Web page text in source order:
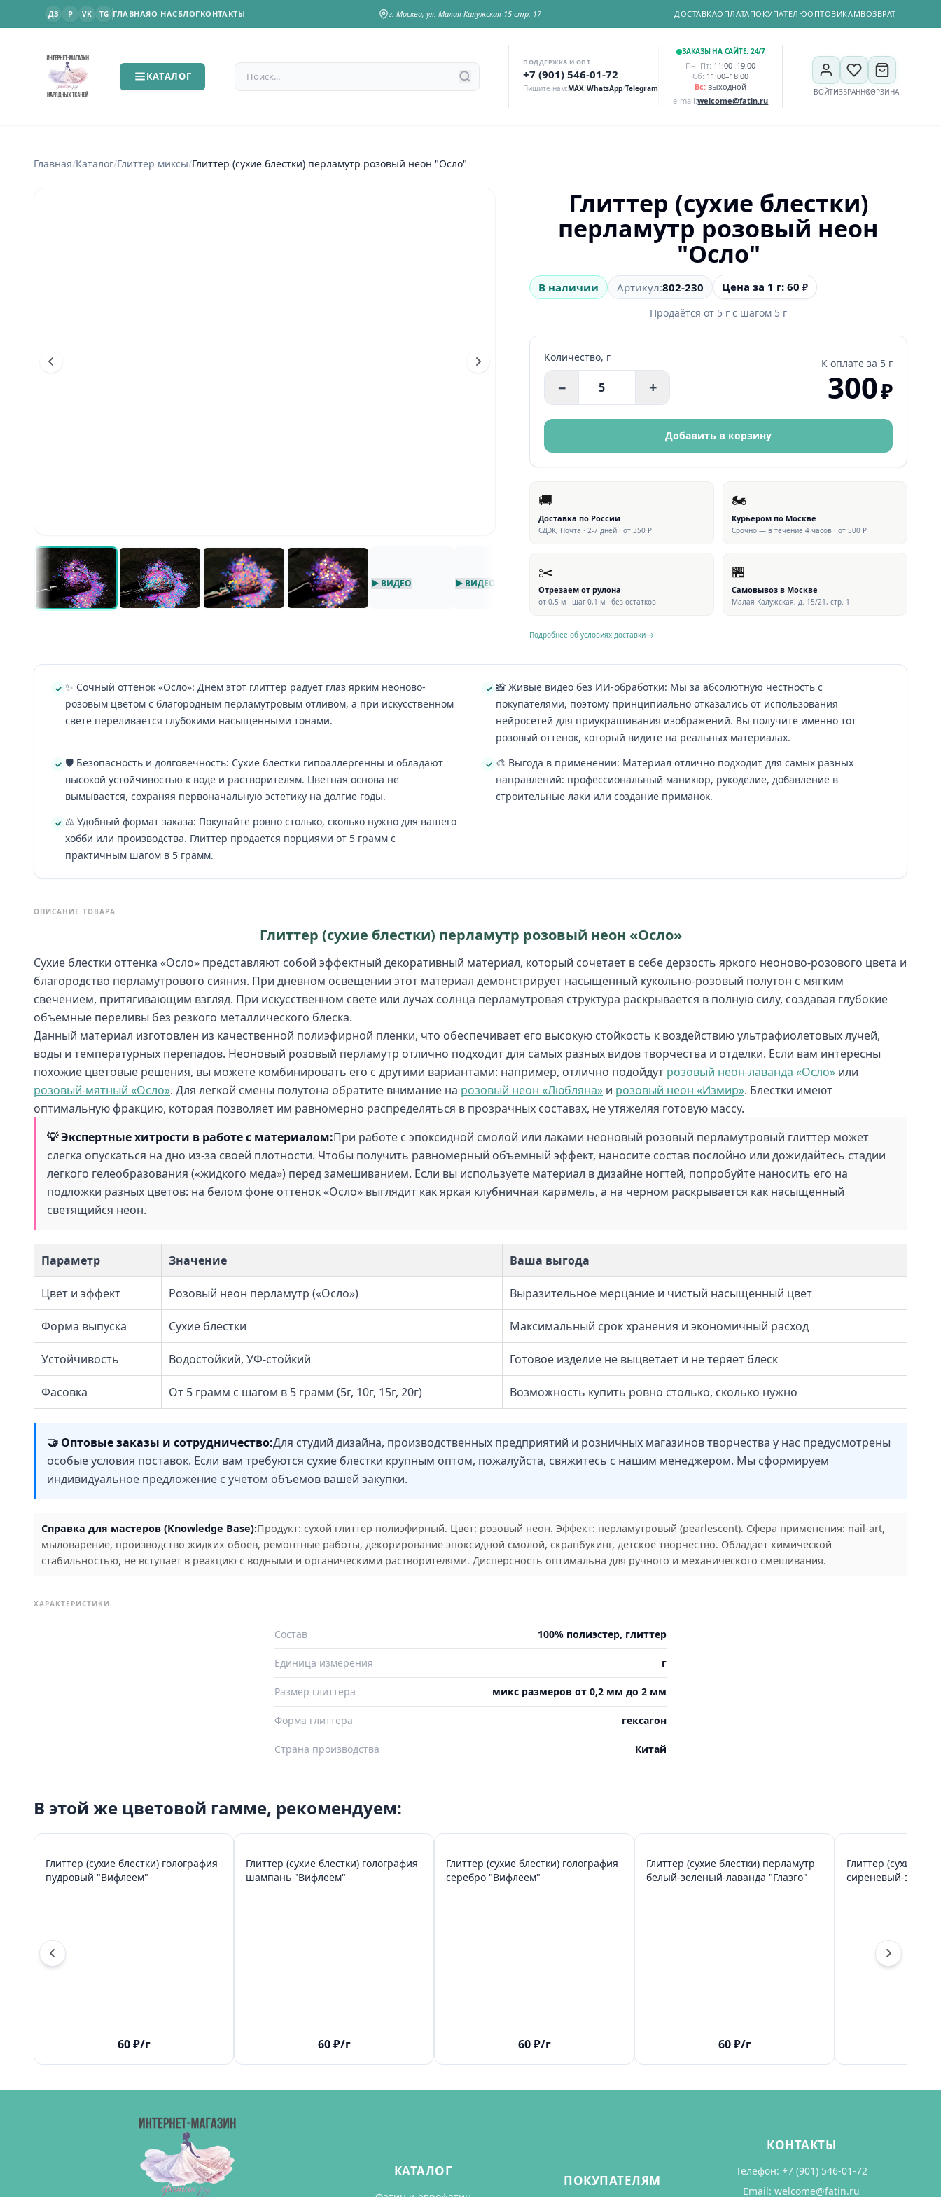
ДЗ P VK TG ГЛАВНАЯО НАСБЛОГКОНТАКТЫ г. Москва, ул. Малая Калужская 15 стр. 17 ДОСТАВКАОПЛАТАПОКУПАТЕЛЮОПТОВИКАМВОЗВРАТ
КАТАЛОГ Поиск по сайту ПОДДЕРЖКА И ОПТ
+7 (901) 546-01-72
Пишите нам:MAX/WhatsApp/Telegram
ЗАКАЗЫ НА САЙТЕ: 24/7
Пн–Пт: 11:00–19:00
Сб: 11:00–18:00
Вс: выходной
e-mail:welcome@fatin.ru
ВОЙТИИЗБРАННОЕКОРЗИНА
Главная/Каталог/Глиттер миксы/ Глиттер (сухие блестки) перламутр розовый неон "Осло"
▶ ВИДЕО ▶ ВИДЕО
Глиттер (сухие блестки)
перламутр розовый неон
"Осло"
В наличии Артикул:802-230 Цена за 1 г: 60 ₽
Продаётся от 5 г с шагом 5 г
Количество, г
− +
К оплате за 5 г
300₽
Добавить в корзину
🚚
Доставка по России
СДЭК, Почта · 2-7 дней · от 350 ₽
🏍
Курьером по Москве
Срочно — в течение 4 часов · от 500 ₽
✂️
Отрезаем от рулона
от 0,5 м · шаг 0,1 м · без остатков
🏪
Самовывоз в Москве
Малая Калужская, д. 15/21, стр. 1
Подробнее об условиях доставки →
✨ Сочный оттенок «Осло»: Днем этот глиттер радует глаз ярким неоново-
розовым цветом с благородным перламутровым отливом, а при искусственном
свете переливается глубокими насыщенными тонами.
📸 Живые видео без ИИ-обработки: Мы за абсолютную честность с
покупателями, поэтому принципиально отказались от использования
нейросетей для приукрашивания изображений. Вы получите именно тот
розовый оттенок, который видите на реальных материалах.
🛡️ Безопасность и долговечность: Сухие блестки гипоаллергенны и обладают
высокой устойчивостью к воде и растворителям. Цветная основа не
вымывается, сохраняя первоначальную эстетику на долгие годы.
🎨 Выгода в применении: Материал отлично подходит для самых разных
направлений: профессиональный маникюр, рукоделие, добавление в
строительные лаки или создание приманок.
⚖️ Удобный формат заказа: Покупайте ровно столько, сколько нужно для вашего
хобби или производства. Глиттер продается порциями от 5 грамм с
практичным шагом в 5 грамм.
ОПИСАНИЕ ТОВАРА
Глиттер (сухие блестки) перламутр розовый неон «Осло»
Сухие блестки оттенка «Осло» представляют собой эффектный декоративный материал, который сочетает в себе дерзость яркого неоново-розового цвета и
благородство перламутрового сияния. При дневном освещении этот материал демонстрирует насыщенный кукольно-розовый полутон с мягким
свечением, притягивающим взгляд. При искусственном свете или лучах солнца перламутровая структура раскрывается в полную силу, создавая глубокие
объемные переливы без резкого металлического блеска.
Данный материал изготовлен из качественной полиэфирной пленки, что обеспечивает его высокую стойкость к воздействию ультрафиолетовых лучей,
воды и температурных перепадов. Неоновый розовый перламутр отлично подходит для самых разных видов творчества и отделки. Если вам интересны
похожие цветовые решения, вы можете комбинировать его с другими вариантами: например, отлично подойдут розовый неон-лаванда «Осло» или
розовый-мятный «Осло». Для легкой смены полутона обратите внимание на розовый неон «Любляна» и розовый неон «Измир». Блестки имеют
оптимальную фракцию, которая позволяет им равномерно распределяться в прозрачных составах, не утяжеляя готовую массу.
💡 Экспертные хитрости в работе с материалом:При работе с эпоксидной смолой или лаками неоновый розовый перламутровый глиттер может
слегка опускаться на дно из-за своей плотности. Чтобы получить равномерный объемный эффект, наносите состав послойно или дожидайтесь стадии
легкого гелеобразования («жидкого меда») перед замешиванием. Если вы используете материал в дизайне ногтей, попробуйте наносить его на
подложки разных цветов: на белом фоне оттенок «Осло» выглядит как яркая клубничная карамель, а на черном раскрывается как насыщенный
светящийся неон.
Параметр Значение Ваша выгода
Цвет и эффект Розовый неон перламутр («Осло») Выразительное мерцание и чистый насыщенный цвет
Форма выпуска Сухие блестки Максимальный срок хранения и экономичный расход
Устойчивость Водостойкий, УФ-стойкий Готовое изделие не выцветает и не теряет блеск
Фасовка От 5 грамм с шагом в 5 грамм (5г, 10г, 15г, 20г) Возможность купить ровно столько, сколько нужно
🤝 Оптовые заказы и сотрудничество:Для студий дизайна, производственных предприятий и розничных магазинов творчества у нас предусмотрены
особые условия поставок. Если вам требуются сухие блестки крупным оптом, пожалуйста, свяжитесь с нашим менеджером. Мы сформируем
индивидуальное предложение с учетом объемов вашей закупки.
Справка для мастеров (Knowledge Base):Продукт: сухой глиттер полиэфирный. Цвет: розовый неон. Эффект: перламутровый (pearlescent). Сфера применения: nail-art,
мыловарение, производство жидких обоев, ремонтные работы, декорирование эпоксидной смолой, скрапбукинг, детское творчество. Обладает химической
стабильностью, не вступает в реакцию с водными и органическими растворителями. Дисперсность оптимальна для ручного и механического смешивания.
ХАРАКТЕРИСТИКИ
Состав 100% полиэстер, глиттер
Единица измерения г
Размер глиттера микс размеров от 0,2 мм до 2 мм
Форма глиттера гексагон
Страна производства Китай
В этой же цветовой гамме, рекомендуем:
Глиттер (сухие блестки) голография
пудровый "Вифлеем"
60₽/г
Глиттер (сухие блестки) голография
шампань "Вифлеем"
60₽/г
Глиттер (сухие блестки) голография
серебро "Вифлеем"
60₽/г
Глиттер (сухие блестки) перламутр
белый-зеленый-лаванда "Глазго"
60₽/г
Глиттер (сухие
сиреневый-
КАТАЛОГ
ПОКУПАТЕЛЯМ
КОНТАКТЫ
Телефон: +7 (901) 546-01-72
Email:welcome@fatin.ru